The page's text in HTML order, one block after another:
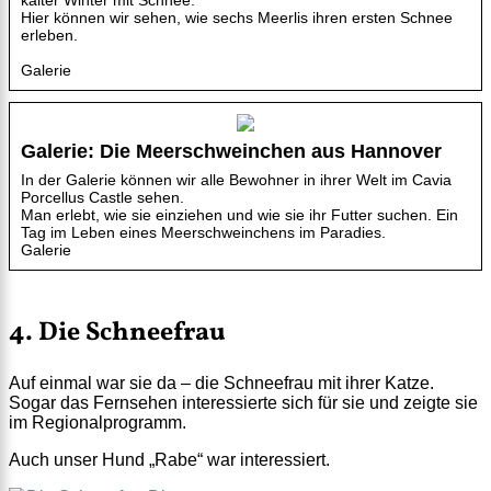
Hier können wir sehen, wie sechs Meerlis ihren ersten Schnee
erleben.
Galerie
Galerie: Die Meerschweinchen aus Hannover
In der Galerie können wir alle Bewohner in ihrer Welt im Cavia
Porcellus Castle sehen.
Man erlebt, wie sie einziehen und wie sie ihr Futter suchen. Ein
Tag im Leben eines Meerschweinchens im Paradies.
Galerie
4. Die Schneefrau
Auf einmal war sie da – die Schneefrau mit ihrer Katze.
Sogar das Fernsehen interessierte sich für sie und zeigte sie
im Regionalprogramm.
Auch unser Hund „Rabe“ war interessiert.